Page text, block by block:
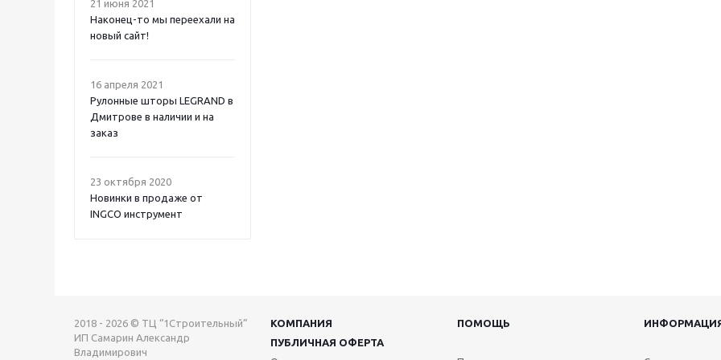
21 июня 2021
Наконец-то мы переехали на
новый сайт!
16 апреля 2021
Рулонные шторы LEGRAND в
Дмитрове в наличии и на
заказ
23 октября 2020
Новинки в продаже от
INGCO инструмент
2018 - 2026 © ТЦ “1Строительный”
ИП Самарин Александр
Владимирович
КОМПАНИЯ ПОМОЩЬ
ПУБЛИЧНАЯ ОФЕРТА